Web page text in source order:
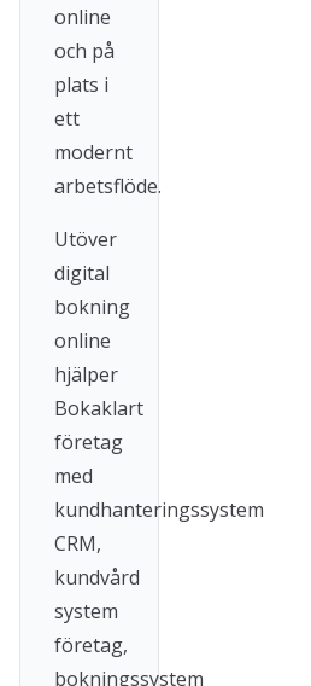
online
och på
plats i
ett
modernt
arbetsflöde.
Utöver
digital
bokning
online
hjälper
Bokaklart
företag
med
kundhanteringssystem
CRM,
kundvård
system
företag,
bokningssystem